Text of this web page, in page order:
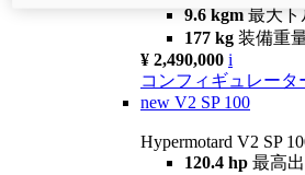
9.6 kgm 最大ト
177 kg 装備重
¥ 2,490,000 i
コンフィギュレータ
new V2 SP 100
Hypermotard V2 SP
120.4 hp 最高